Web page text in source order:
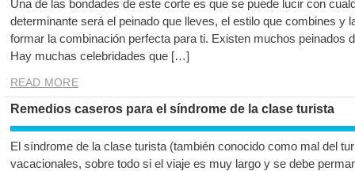
Una de las bondades de este corte es que se puede lucir con
determinante será el peinado que lleves, el estilo que combines y
formar la combinación perfecta para ti. Existen muchos peinados
Hay muchas celebridades que […]
READ MORE
Remedios caseros para el síndrome de la clase turista
El síndrome de la clase turista (también conocido como mal del
vacacionales, sobre todo si el viaje es muy largo y se debe